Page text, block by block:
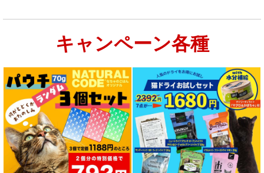
キャンペーン各種